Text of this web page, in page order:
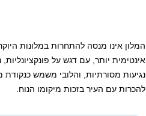
המלון אינו מנסה להתחרות במלונות
אינטימית יותר, עם דגש על
נגיעות מסורתיות, והלובי משמש
להכרות עם העיר בזכות מיקומו הנוח.